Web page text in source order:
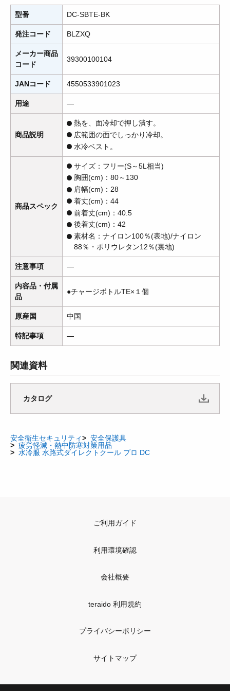
型番 DC-SBTE-BK
発注コード BLZXQ
メーカー商品
コード
39300100104
JANコード 4550533901023
用途 ―
商品説明
熱を、面冷却で押し潰す。
広範囲の面でしっかり冷却。
水冷ベスト。
商品スペック
サイズ：フリー(S～5L相当)
胸囲(cm)：80～130
肩幅(cm)：28
着丈(cm)：44
前着丈(cm)：40.5
後着丈(cm)：42
素材名：ナイロン100％(表地)/ナイロン
88％・ポリウレタン12％(裏地)
注意事項 ―
内容品・付属
品
●チャージボトルTE×１個
原産国 中国
特記事項 ―
関連資料
カタログ
安全衛生セキュリティ
安全保護具
疲労軽減・熱中防寒対策用品
水冷服 水路式ダイレクトクール プロ DC
ご利用ガイド
利用環境確認
会社概要
teraido 利用規約
プライバシーポリシー
サイトマップ